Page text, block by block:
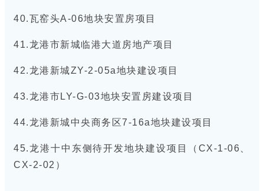
40.瓦窑头A-06地块安置房项目
41.龙港市新城临港大道房地产项目
42.龙港新城ZY-2-05a地块建设项目
43.龙港市LY-G-03地块安置房建设项目
44.龙港新城中央商务区7-16a地块建设项目
45.龙港十中东侧待开发地块建设项目（CX-1-06、
CX-2-02）